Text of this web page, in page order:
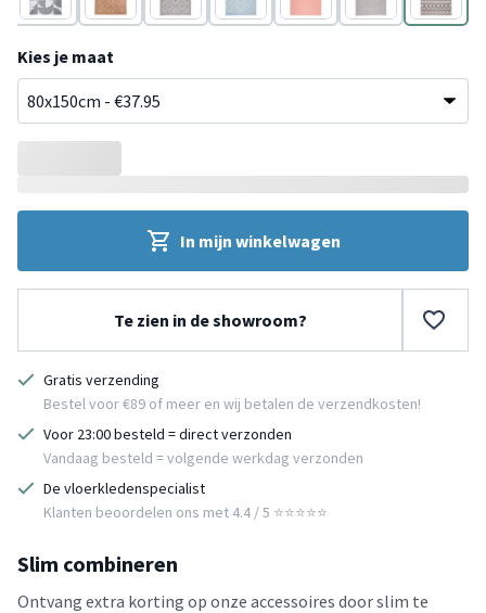
Grijs TerracottaGrijs Blauw Roze Grijs
Grijs
Kies je maat
In mijn winkelwagen
Te zien in de showroom?
Gratis verzending
Bestel voor €89 of meer en wij betalen de verzendkosten!
Voor 23:00 besteld = direct verzonden
Vandaag besteld = volgende werkdag verzonden
De vloerkledenspecialist
Klanten beoordelen ons met 4.4 / 5 ⭐⭐⭐⭐⭐
Slim combineren
Ontvang extra korting op onze accessoires door slim te